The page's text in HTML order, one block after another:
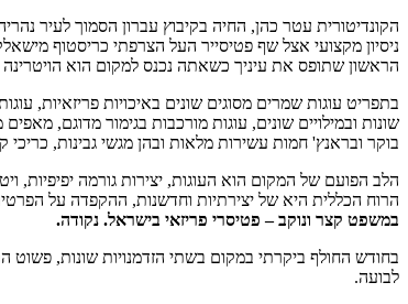
הקונדיטורית עטר כהן, החיה בקיבוץ עברון הסמוך לעיר
ניסיון מקצועי אצל שף פטיסייר העל הצרפתי כריסטוף
הראשון שתופס את עיניך כשאתה נכנס למקום הוא
בתפריט עוגות שמרים מסוגים שונים באיכויות פריזאיות,
שונות ובמילויים שונים, עוגות מורכבות בגימור מדוגם,
בוקר ובראנץ' חמות עשירות מלאות ובהן מגשי גבינות,
הלב הפועם של המקום הוא העוגות, יצירות גורמה יפיפיות,
הרוח הכללית היא של יצירתיות וחדשנות, ההקפדה על
במשפט קצר ונוקב – פטיסרי פריזאי בישראל. נקודה.
בחודש החולף ביקרתי במקום בשתי הזדמנויות שונות,
לבועה.